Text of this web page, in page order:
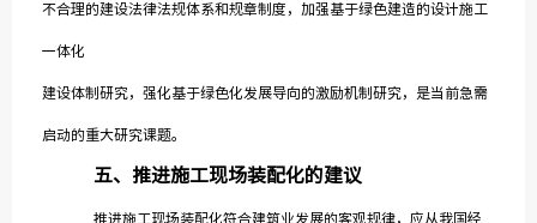
不合理的建设法律法规体系和规章制度，加强基于绿色建造的设计施工
一体化
建设体制研究，强化基于绿色化发展导向的激励机制研究，是当前急需
启动的重大研究课题。
五、 推进施工现场装配化的建议
推进施工现场装配化符合建筑业发展的客观规律，应从我国经